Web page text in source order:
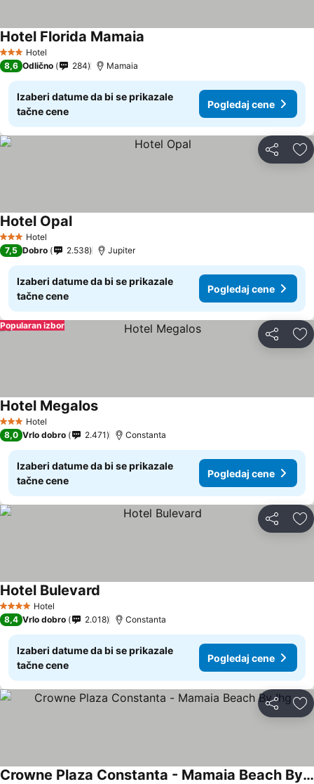
3 Zvezdice
Hotel
Hotel Florida Mamaia
8,6 Odlično 284 Mamaia
Izaberi datume da bi se prikazale
tačne cene
Pogledaj cene
Deli
3 Zvezdice
Hotel
Hotel OpalPogledaj cene
7,5 Dobro 2.538 Jupiter
Izaberi datume da bi se prikazale
tačne cene
Pogledaj cene
Deli
Popularan izbor
3 Zvezdice
Hotel
Hotel MegalosPogledaj cene
8,0 Vrlo dobro 2.471 Constanta
Izaberi datume da bi se prikazale
tačne cene
Pogledaj cene
Deli
4 ZvezdiceHotel
Hotel Bulevard
8,4 Vrlo dobro 2.018 Constanta
Izaberi datume da bi se prikazale
tačne cene
Pogledaj cene
Deli
Crowne Plaza Constanta - Mamaia Beach By Ihg